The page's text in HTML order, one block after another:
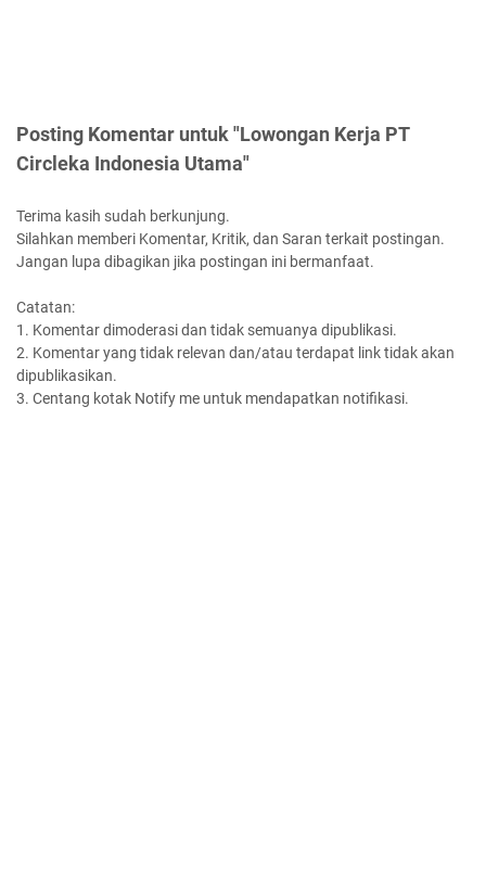
Posting Komentar untuk "Lowongan Kerja PT
Circleka Indonesia Utama"
Terima kasih sudah berkunjung.
Silahkan memberi Komentar, Kritik, dan Saran terkait postingan.
Jangan lupa dibagikan jika postingan ini bermanfaat.
Catatan:
1. Komentar dimoderasi dan tidak semuanya dipublikasi.
2. Komentar yang tidak relevan dan/atau terdapat link tidak akan
dipublikasikan.
3. Centang kotak Notify me untuk mendapatkan notifikasi.